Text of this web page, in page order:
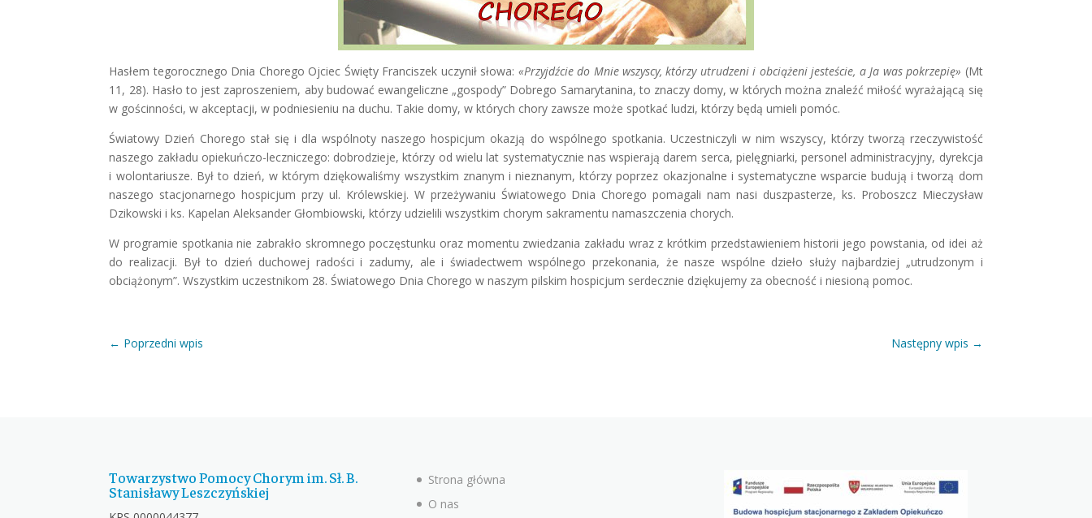
Hasłem tegorocznego Dnia Chorego Ojciec Święty Franciszek uczynił słowa: «Przyjdźcie do Mnie wszyscy, którzy utrudzeni i obciążeni jesteście, a Ja was pokrzepię» (Mt
11, 28). Hasło to jest zaproszeniem, aby budować ewangeliczne „gospody” Dobrego Samarytanina, to znaczy domy, w których można znaleźć miłość wyrażającą się
w gościnności, w akceptacji, w podniesieniu na duchu. Takie domy, w których chory zawsze może spotkać ludzi, którzy będą umieli pomóc.
Światowy Dzień Chorego stał się i dla wspólnoty naszego hospicjum okazją do wspólnego spotkania. Uczestniczyli w nim wszyscy, którzy tworzą rzeczywistość
naszego zakładu opiekuńczo-leczniczego: dobrodzieje, którzy od wielu lat systematycznie nas wspierają darem serca, pielęgniarki, personel administracyjny, dyrekcja
i wolontariusze. Był to dzień, w którym dziękowaliśmy wszystkim znanym i nieznanym, którzy poprzez okazjonalne i systematyczne wsparcie budują i tworzą dom
naszego stacjonarnego hospicjum przy ul. Królewskiej. W przeżywaniu Światowego Dnia Chorego pomagali nam nasi duszpasterze, ks. Proboszcz Mieczysław
Dzikowski i ks. Kapelan Aleksander Głombiowski, którzy udzielili wszystkim chorym sakramentu namaszczenia chorych.
W programie spotkania nie zabrakło skromnego poczęstunku oraz momentu zwiedzania zakładu wraz z krótkim przedstawieniem historii jego powstania, od idei aż
do realizacji. Był to dzień duchowej radości i zadumy, ale i świadectwem wspólnego przekonania, że nasze wspólne dzieło służy najbardziej „utrudzonym i
obciążonym”. Wszystkim uczestnikom 28. Światowego Dnia Chorego w naszym pilskim hospicjum serdecznie dziękujemy za obecność i niesioną pomoc.
← Poprzedni wpis Następny wpis →
Towarzystwo Pomocy Chorym im. Sł. B.
Stanisławy Leszczyńskiej
Strona główna
O nas